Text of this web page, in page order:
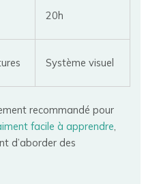
20h
Système visuel
recommandé pour
facile à apprendre,
d’aborder des